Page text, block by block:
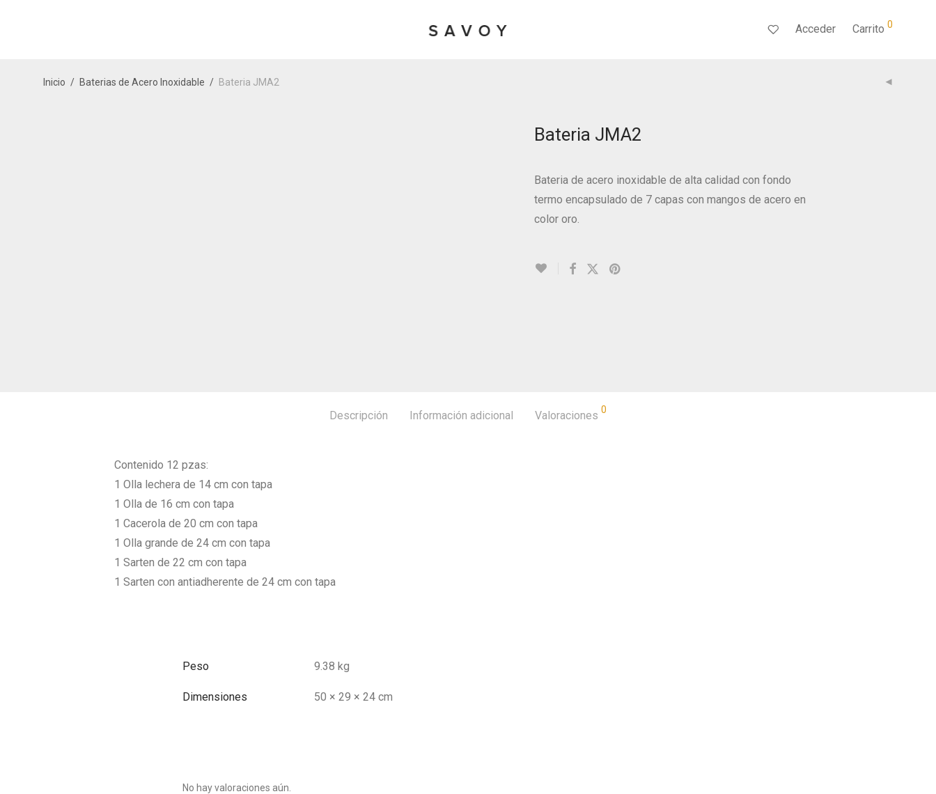
Acceder Carrito 0
Inicio / Baterias de Acero Inoxidable / Bateria JMA2
Bateria JMA2
Bateria de acero inoxidable de alta calidad con fondo
termo encapsulado de 7 capas con mangos de acero en
color oro.
Descripción Información adicional Valoraciones 0
Contenido 12 pzas:
1 Olla lechera de 14 cm con tapa
1 Olla de 16 cm con tapa
1 Cacerola de 20 cm con tapa
1 Olla grande de 24 cm con tapa
1 Sarten de 22 cm con tapa
1 Sarten con antiadherente de 24 cm con tapa
Peso 9.38 kg
Dimensiones 50 × 29 × 24 cm
No hay valoraciones aún.